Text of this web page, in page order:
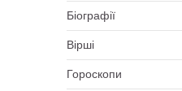
Біографії
Вірші
Гороскопи